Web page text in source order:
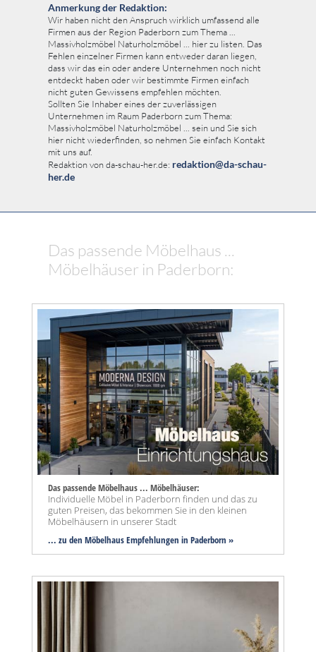
Anmerkung der Redaktion:
Wir haben nicht den Anspruch wirklich umfassend alle
Firmen aus der Region Paderborn zum Thema ...
Massivholzmöbel Naturholzmöbel ... hier zu listen. Das
Fehlen einzelner Firmen kann entweder daran liegen,
dass wir das ein oder andere Unternehmen noch nicht
entdeckt haben oder wir bestimmte Firmen einfach
nicht guten Gewissens empfehlen möchten.
Sollten Sie Inhaber eines der zuverlässigen
Unternehmen im Raum Paderborn zum Thema:
Massivholzmöbel Naturholzmöbel ... sein und Sie sich
hier nicht wiederfinden, so nehmen Sie einfach Kontakt
mit uns auf.
Redaktion von da-schau-her.de: redaktion@da-schau-
her.de
Das passende Möbelhaus ...
Möbelhäuser in Paderborn:
Das passende Möbelhaus ... Möbelhäuser:
Individuelle Möbel in Paderborn finden und das zu
guten Preisen, das bekommen Sie in den kleinen
Möbelhäusern in unserer Stadt
... zu den Möbelhaus Empfehlungen in Paderborn »